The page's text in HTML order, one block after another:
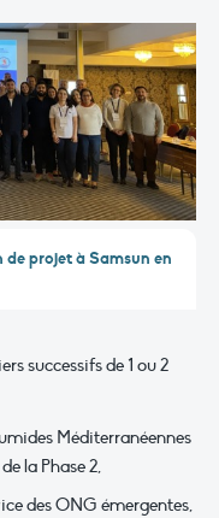
projet à Samsun en
successifs de 1 ou 2
Méditerranéennes
la Phase 2,
des ONG émergentes,